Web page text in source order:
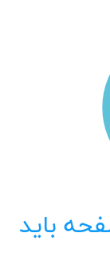
باید